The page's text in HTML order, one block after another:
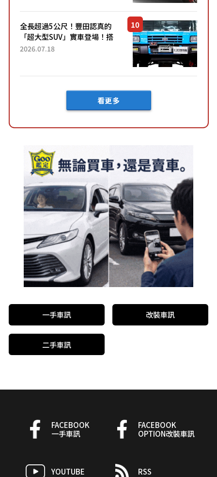
全長超過5公尺！豐田認真的
「超大型SUV」實車登場！搭
載後輪也會轉向的「四輪轉
「Mega C...
2026.07.18
看更多
一手車訊 改裝車訊
二手車訊
FACEBOOK
一手車訊
FACEBOOK
OPTION改裝車訊
YOUTUBE RSS